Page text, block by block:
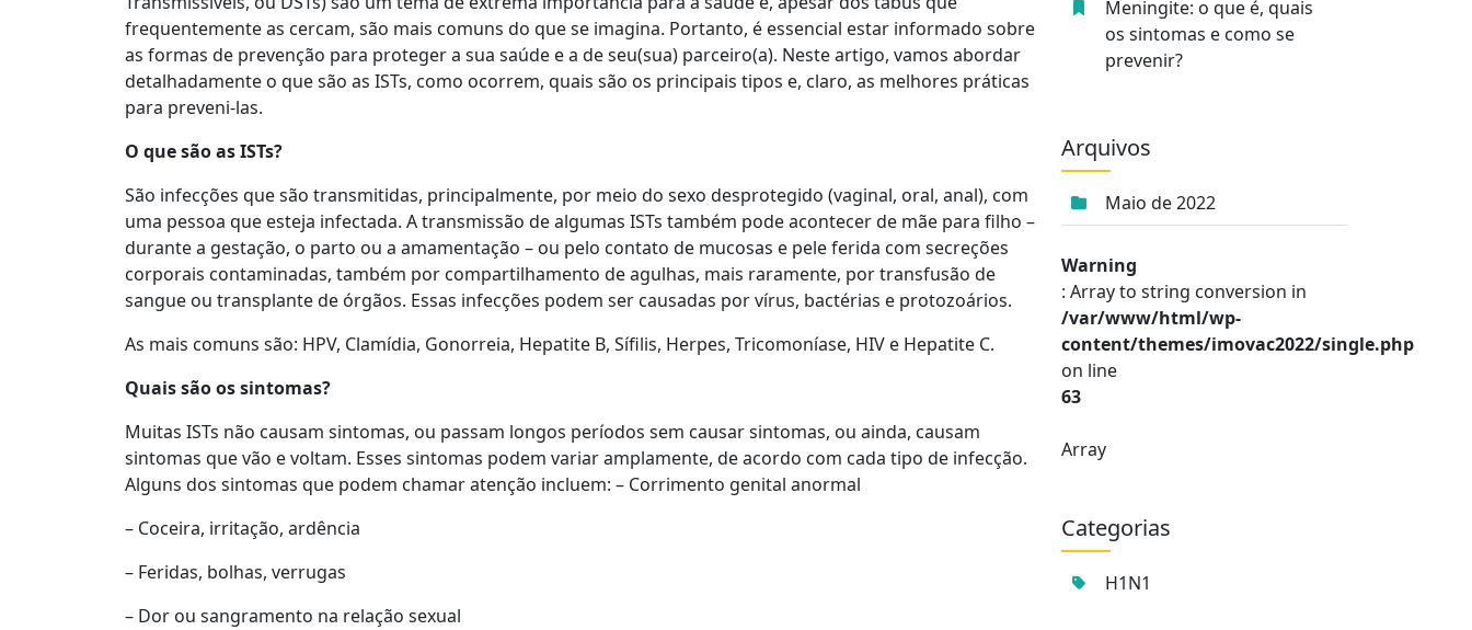
frequentemente as cercam, são mais comuns do que se imagina. Portanto, é essencial estar informado sobre
as formas de prevenção para proteger a sua saúde e a de seu(sua) parceiro(a). Neste artigo, vamos abordar
detalhadamente o que são as ISTs, como ocorrem, quais são os principais tipos e, claro, as melhores práticas
para preveni-las.
O que são as ISTs?
São infecções que são transmitidas, principalmente, por meio do sexo desprotegido (vaginal, oral, anal), com
uma pessoa que esteja infectada. A transmissão de algumas ISTs também pode acontecer de mãe para filho –
durante a gestação, o parto ou a amamentação – ou pelo contato de mucosas e pele ferida com secreções
corporais contaminadas, também por compartilhamento de agulhas, mais raramente, por transfusão de
sangue ou transplante de órgãos. Essas infecções podem ser causadas por vírus, bactérias e protozoários.
As mais comuns são: HPV, Clamídia, Gonorreia, Hepatite B, Sífilis, Herpes, Tricomoníase, HIV e Hepatite C.
Quais são os sintomas?
Muitas ISTs não causam sintomas, ou passam longos períodos sem causar sintomas, ou ainda, causam
sintomas que vão e voltam. Esses sintomas podem variar amplamente, de acordo com cada tipo de infecção.
Alguns dos sintomas que podem chamar atenção incluem: – Corrimento genital anormal
– Coceira, irritação, ardência
– Feridas, bolhas, verrugas
– Dor ou sangramento na relação sexual
Meningite: o que é, quais
os sintomas e como se
prevenir?
Arquivos
Maio de 2022
Warning
: Array to string conversion in
/var/www/html/wp-
content/themes/imovac2022/single.php
on line
63
Array
Categorias
H1N1